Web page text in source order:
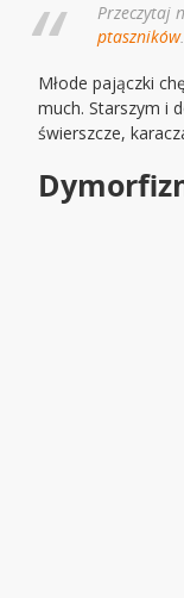
Przeczytaj
ptaszników.
Młode pajączki
much. Starszym i
świerszcze,